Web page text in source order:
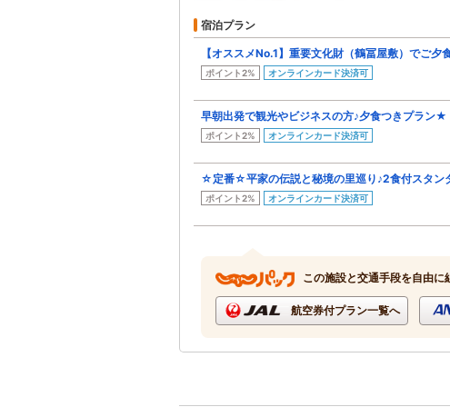
宿泊プラン
【オススメNo.1】重要文化財（鶴冨屋敷）でご夕
ポイント2% オンラインカード決済可
早朝出発で観光やビジネスの方♪夕食つきプラン★
ポイント2% オンラインカード決済可
☆定番☆平家の伝説と秘境の里巡り♪2食付スタン
ポイント2% オンラインカード決済可
この施設と交通手段を自由
航空券付プラン一覧へ